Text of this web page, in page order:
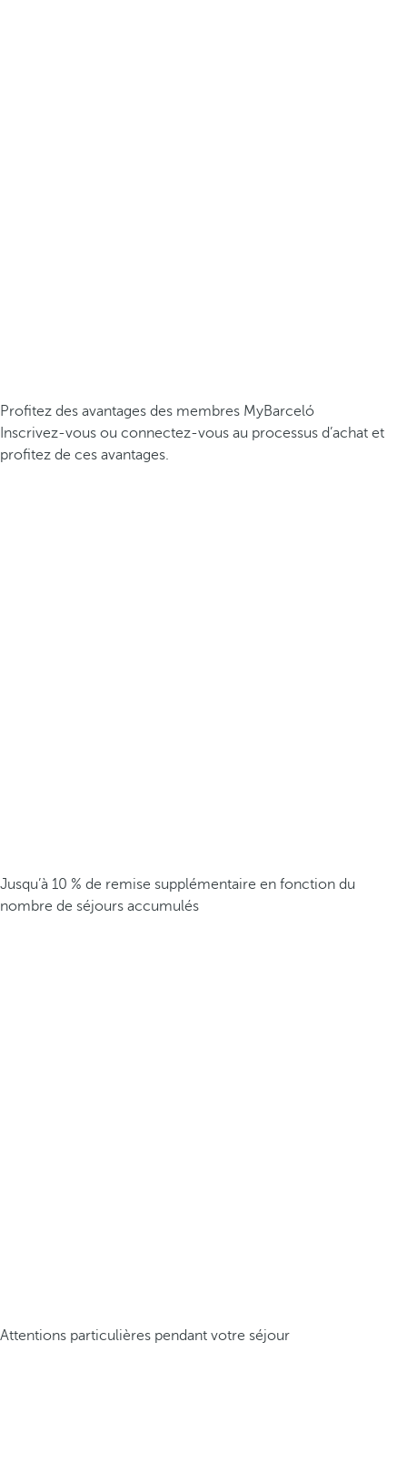
Profitez des avantages des membres MyBarceló
Inscrivez-vous ou connectez-vous au processus d’achat et
profitez de ces avantages.
Jusqu’à 10 % de remise supplémentaire en fonction du
nombre de séjours accumulés
Attentions particulières pendant votre séjour